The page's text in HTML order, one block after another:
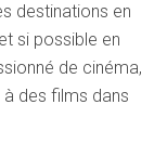
destinations en
si possible en
de cinéma,
des films dans